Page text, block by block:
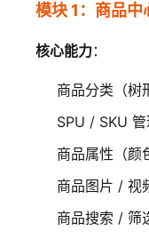
模块 1：商品中
核心能力：
商品分类（树
SPU / SKU 管
商品属性（颜
商品图片 / 视
商品搜索 / 筛